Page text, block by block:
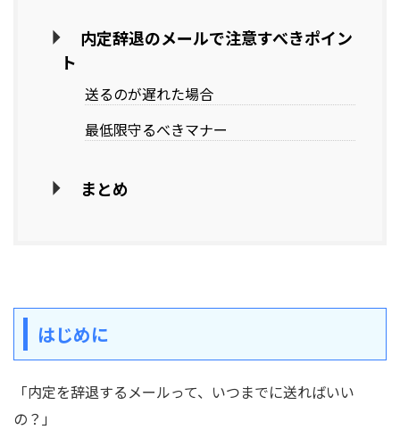
内定辞退のメールで注意すべきポイン
ト
送るのが遅れた場合
最低限守るべきマナー
まとめ
はじめに
「内定を辞退するメールって、いつまでに送ればいい
の？」